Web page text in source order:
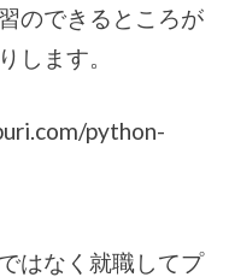
のできるところが
します。
python-
はなく就職してプ